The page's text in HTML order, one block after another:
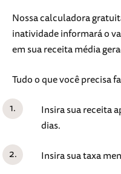
Nossa calculadora
inatividade informará o
em sua receita média
Tudo o que você precisa
Insira sua receita
dias.
Insira sua taxa